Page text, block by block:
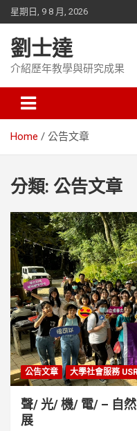
Skip
to
content
星期日, 9 8 月, 2026
劉士達
介紹歷年教學與研究成果
Home 公告文章
分類: 公告文章
公告文章 大學社會服務 USR
聲/ 光/ 機/ 電/ – 自
展